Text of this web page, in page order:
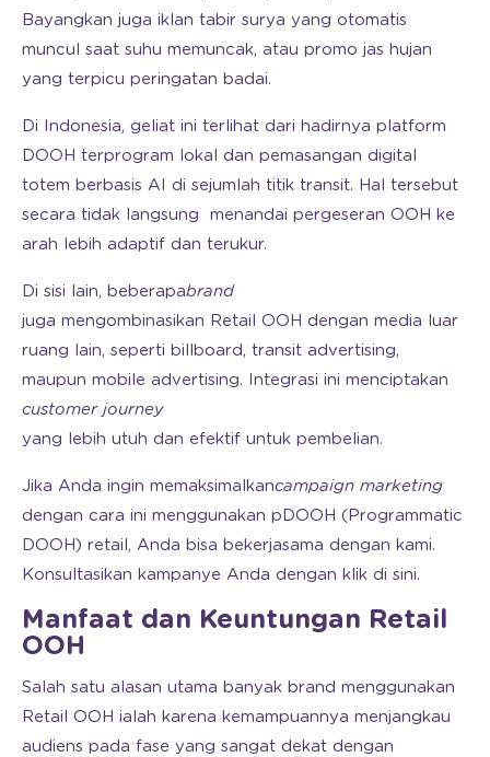
Bayangkan juga iklan tabir surya yang otomatis
muncul saat suhu memuncak, atau promo jas hujan
yang terpicu peringatan badai.
Di Indonesia, geliat ini terlihat dari hadirnya platform
DOOH terprogram lokal dan pemasangan digital
totem berbasis AI di sejumlah titik transit. Hal tersebut
secara tidak langsung menandai pergeseran OOH ke
arah lebih adaptif dan terukur.
Di sisi lain, beberapabrand
juga mengombinasikan Retail OOH dengan media luar
ruang lain, seperti billboard, transit advertising,
maupun mobile advertising. Integrasi ini menciptakan
customer journey
yang lebih utuh dan efektif untuk pembelian.
Jika Anda ingin memaksimalkancampaign marketing
dengan cara ini menggunakan pDOOH (Programmatic
DOOH) retail, Anda bisa bekerjasama dengan kami.
Konsultasikan kampanye Anda dengan klik di sini.
Manfaat dan Keuntungan Retail
OOH
Salah satu alasan utama banyak brand menggunakan
Retail OOH ialah karena kemampuannya menjangkau
audiens pada fase yang sangat dekat dengan